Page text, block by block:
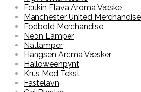
Fcukin Flava Aroma Væske
Manchester United Merchandise
Fodbold Merchandise
Neon Lamper
Natlamper
Hangsen Aroma Væsker
Halloweenpynt
Krus Med Tekst
Fastelavn